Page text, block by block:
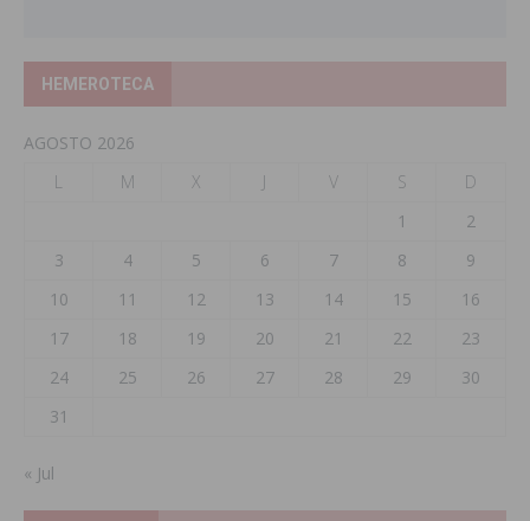
HEMEROTECA
AGOSTO 2026
L
M X J V S
D
1
2
3
4 5 6 7 8
9
10
11 12 13 14 15
16
17
18 19 20 21 22
23
24
25 26 27 28 29
30
31
« Jul